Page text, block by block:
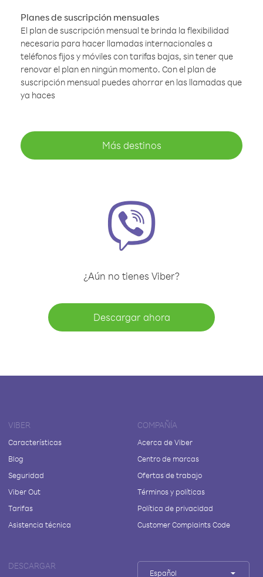
Planes de suscripción mensuales
El plan de suscripción mensual te brinda la flexibilidad
necesaria para hacer llamadas internacionales a
teléfonos fijos y móviles con tarifas bajas, sin tener que
renovar el plan en ningún momento. Con el plan de
suscripción mensual puedes ahorrar en las llamadas que
ya haces
Más destinos
¿Aún no tienes Viber?
Descargar ahora
VIBER
Características
Blog
Seguridad
Viber Out
Tarifas
Asistencia técnica
COMPAÑÍA
Acerca de Viber
Centro de marcas
Ofertas de trabajo
Términos y políticas
Política de privacidad
Customer Complaints Code
DESCARGAR
Español